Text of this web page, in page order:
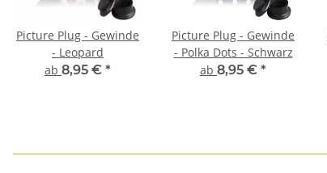
Picture Plug - Gewinde
- Leopard
ab 8,95 € *
Picture Plug - Gewinde
- Polka Dots - Schwarz
ab 8,95 € *